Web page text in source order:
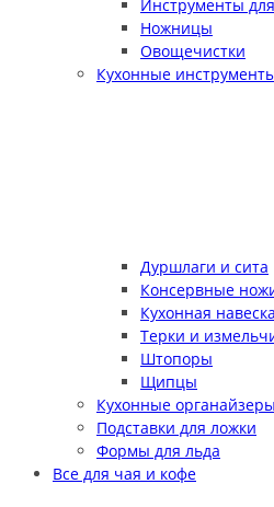
Инструменты
Ножницы
Овощечистки
Кухонные
Дуршлаги и сита
Консервные
Кухонная навеска
Терки и
Штопоры
Щипцы
Кухонные органайзеры
Подставки для ложки
Формы для льда
Все для чая и кофе